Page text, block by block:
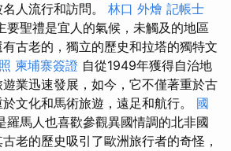
人流行和訪問。 林口 外燴 記帳士
要聖禮是宜人的氣候，未觸及的地區
古老的，獨立的歷史和拉塔的獨特文
柬埔寨簽證 自從1949年獲得自治地
業迅速發展，如今，它不僅著重於古
文化和馬術旅遊，遠足和航行。 國
羅馬人也喜歡參觀異國情調的北非國
老的歷史吸引了歐洲旅行者的奇怪，